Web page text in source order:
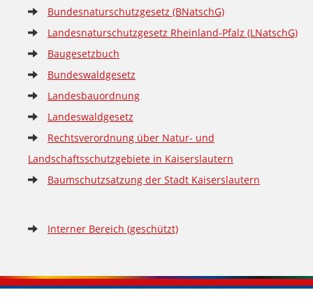
Bundesnaturschutzgesetz (BNatschG)
Landesnaturschutzgesetz Rheinland-Pfalz (LNatschG)
Baugesetzbuch
Bundeswaldgesetz
Landesbauordnung
Landeswaldgesetz
Rechtsverordnung über Natur- und
Landschaftsschutzgebiete in Kaiserslautern
Baumschutzsatzung der Stadt Kaiserslautern
Interner Bereich (geschützt)